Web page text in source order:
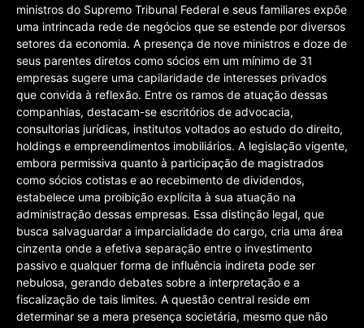
ministros do Supremo Tribunal Federal e seus familiares expõe
uma intrincada rede de negócios que se estende por diversos
setores da economia. A presença de nove ministros e doze de
seus parentes diretos como sócios em um mínimo de 31
empresas sugere uma capilaridade de interesses privados
que convida à reflexão. Entre os ramos de atuação dessas
companhias, destacam-se escritórios de advocacia,
consultorias jurídicas, institutos voltados ao estudo do direito,
holdings e empreendimentos imobiliários. A legislação vigente,
embora permissiva quanto à participação de magistrados
como sócios cotistas e ao recebimento de dividendos,
estabelece uma proibição explícita à sua atuação na
administração dessas empresas. Essa distinção legal, que
busca salvaguardar a imparcialidade do cargo, cria uma área
cinzenta onde a efetiva separação entre o investimento
passivo e qualquer forma de influência indireta pode ser
nebulosa, gerando debates sobre a interpretação e a
fiscalização de tais limites. A questão central reside em
determinar se a mera presença societária, mesmo que não